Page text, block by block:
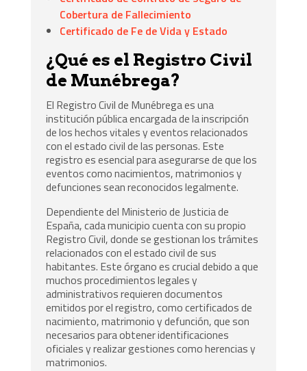
Cobertura de Fallecimiento
Certificado de Fe de Vida y Estado
¿Qué es el Registro Civil
de Munébrega?
El Registro Civil de Munébrega es una
institución pública encargada de la inscripción
de los hechos vitales y eventos relacionados
con el estado civil de las personas. Este
registro es esencial para asegurarse de que los
eventos como nacimientos, matrimonios y
defunciones sean reconocidos legalmente.
Dependiente del Ministerio de Justicia de
España, cada municipio cuenta con su propio
Registro Civil, donde se gestionan los trámites
relacionados con el estado civil de sus
habitantes. Este órgano es crucial debido a que
muchos procedimientos legales y
administrativos requieren documentos
emitidos por el registro, como certificados de
nacimiento, matrimonio y defunción, que son
necesarios para obtener identificaciones
oficiales y realizar gestiones como herencias y
matrimonios.